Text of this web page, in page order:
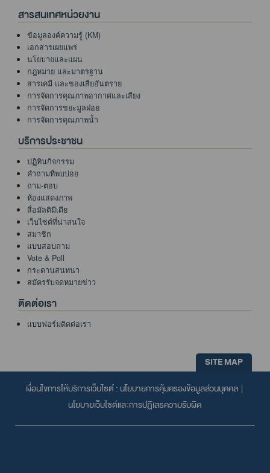
สารสนเทศหน่วยงาน
ข้อมูลองค์ความรู้ (KM)
เอกสารเผยแพร่
นโยบายและแผน
กฎหมาย และมาตรฐาน
สารเคมี และของเสียอันตราย
การจัดการคุณภาพอากาศและเสียง
การจัดการขยะมูลฝอย
การจัดการคุณภาพน้ำ
บริการประชาชน
ปฏิทินกิจกรรม
คำถามที่พบบ่อย
ถาม-ตอบ
ห้องแสดงภาพ
สื่อมัลติมีเดีย
เว็บไซต์ที่น่าสนใจ
สมาชิก
แบบสอบถาม
Vote & Poll
กระดานสนทนา
สมัครรับจดหมายข่าว
ติดต่อเรา
แบบฟอร์มติดต่อเรา
SITE MAP
เงื่อนไขการให้บริการเว็บไซต์ : นโยบายการคุ้มครองข้อมูลส่วนบุคคล |
นโยบายเว็บไซต์และการปฏิเสธความรับผิด